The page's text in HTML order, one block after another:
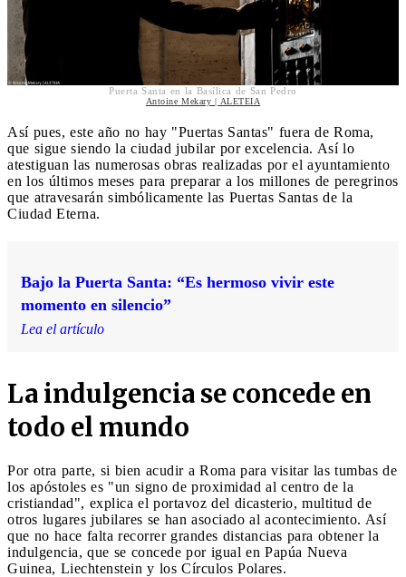
Puerta Santa en la Basílica de San Pedro
Antoine Mekary | ALETEIA
Así pues, este año no hay "Puertas Santas" fuera de Roma,
que sigue siendo la ciudad jubilar por excelencia. Así lo
atestiguan las numerosas obras realizadas por el ayuntamiento
en los últimos meses para preparar a los millones de peregrinos
que atravesarán simbólicamente las Puertas Santas de la
Ciudad Eterna.
Bajo la Puerta Santa: “Es hermoso vivir este
momento en silencio”
Lea el artículo
La indulgencia se concede en
todo el mundo
Por otra parte, si bien acudir a Roma para visitar las tumbas de
los apóstoles es "un signo de proximidad al centro de la
cristiandad", explica el portavoz del dicasterio, multitud de
otros lugares jubilares se han asociado al acontecimiento. Así
que no hace falta recorrer grandes distancias para obtener la
indulgencia, que se concede por igual en Papúa Nueva
Guinea, Liechtenstein y los Círculos Polares.